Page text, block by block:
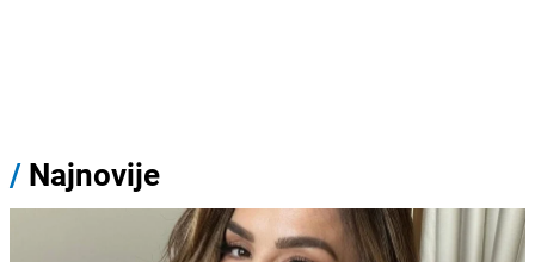
/ Najnovije